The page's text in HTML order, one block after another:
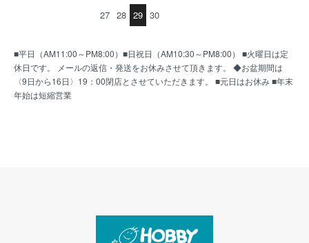
27 28 29 30
■平日（AM11:00～PM8:00）■日祝日（AM10:30～PM8:00） ■火曜日は定
休日です。 メールの返信・発送をお休みさせて頂きます。 ◆お盆期間は
〈9日から16日〉19：00閉店とさせていただきます。 ■元日はお休み ■年末
年始は短縮営業